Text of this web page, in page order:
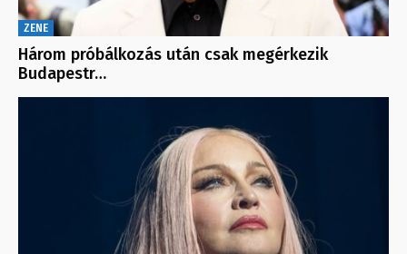
ZENE
Három próbálkozás után csak megérkezik
Budapestr…